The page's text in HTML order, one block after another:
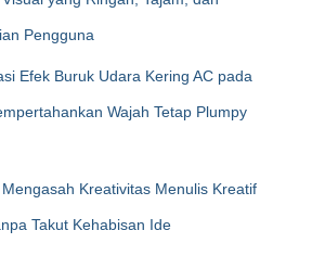
Pengguna
Efek Buruk Udara Kering AC pada
Wajah Tetap Plumpy
Kreativitas Menulis Kreatif
Takut Kehabisan Ide